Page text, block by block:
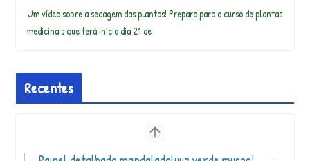
Um vídeo sobre a secagem das plantas! Preparo para o curso de plantas
medicinais que terá início dia 21 de
Recentes